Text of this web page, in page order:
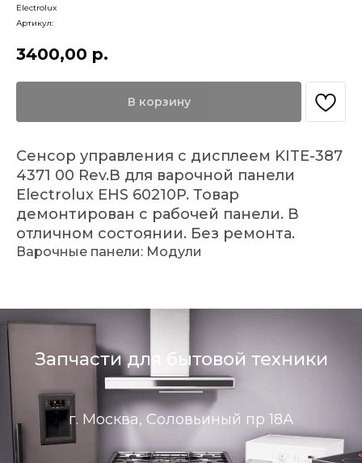
Electrolux
Артикул:
3400,00 р.
В корзину
Сенсор управления с дисплеем KITE-387
4371 00 Rev.B для варочной панели
Electrolux EHS 60210P. Товар
демонтирован с рабочей панели. В
отличном состоянии. Без ремонта.
Варочные панели: Модули
Запчасти для бытовой техники
г. Москва, Соловьиный пр 18А